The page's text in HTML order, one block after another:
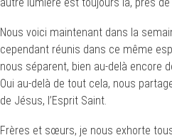
Nous voici maintenant dans la
cependant réunis dans ce même
nous séparent, bien au-delà encore
Oui au-delà de tout cela, nous
de Jésus, l’Esprit Saint.
Frères et sœurs, je nous exhorte